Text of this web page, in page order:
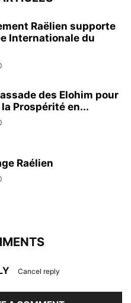
Raëlien supporte
Internationale du
des Elohim pour
Prospérité en...
Raélien
Cancel reply